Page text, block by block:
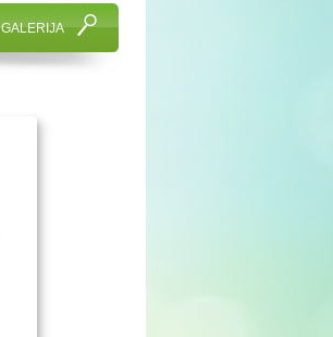
GALERIJA